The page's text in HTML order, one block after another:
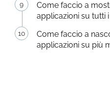
Come faccio a
applicazioni su tutti
Come faccio a
applicazioni su più